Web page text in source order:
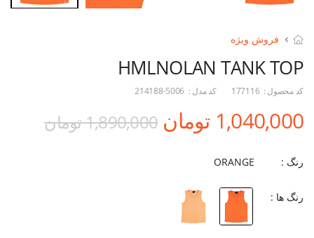
فروش ویژه
HMLNOLAN TANK TOP
کد محصول : 177116 کد مدل : 214188-5006
1,040,000 تومان 1,890,000 تومان
رنگ : ORANGE
رنگ ها :